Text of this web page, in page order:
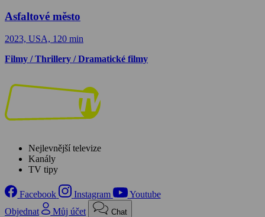
Asfaltové město
2023, USA, 120 min
Filmy / Thrillery / Dramatické filmy
Nejlevnější televize
Kanály
TV tipy
Facebook Instagram
Youtube
Objednat
Můj účet Chat